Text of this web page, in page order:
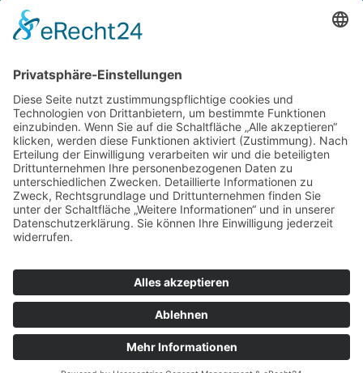
Rechtliches
Versand & Lieferung
Widerrufsbelehrung
AGB
Datenschutz
Deutsch Österreich Schweiz
Impressum Datenschutz
Zu hourofpower.at
© 2026 Hour of Power Deutschland